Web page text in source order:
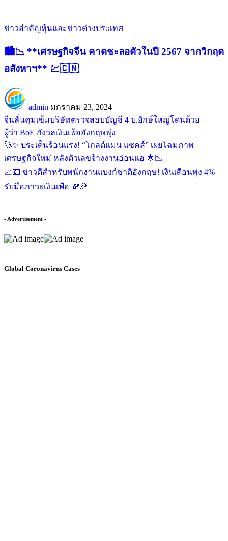
ข่าวสำคัญหุ้นและข่าวต่างประเทศ
🏙️📉 **เศรษฐกิจจีน คาดชะลอตัวในปี 2567 จากวิกฤต
อสังหาฯ** 💹🇨🇳
admin มกราคม 23, 2024
จีนลั่นคุมเข้มบริษัทตรวจสอบบัญชี 4 บ.ยักษ์ใหญ่โดนด้วย
ผู้ว่า BoE กังวลเงินเฟ้ออังกฤษพุ่ง
🚀✨ ประเด็นร้อนแรง! “โกลด์แมน แซคส์” เผยโฉมภาพ
เศรษฐกิจใหม่ หลังตัวเลขจ้างงานอ่อนแอ 🌟📉
📈💷 ข่าวดีสำหรับพนักงานแบงก์ชาติอังกฤษ! เงินเดือนพุ่ง 4%
รับมือภาวะเงินเฟ้อ 💸🎉
- Advertisement -
Global Coronavirus Cases